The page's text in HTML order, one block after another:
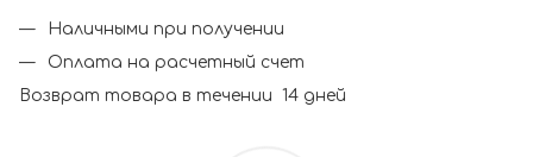
Наличными при получении
Оплата на расчетный счет
Возврат товара в течении 14 дней